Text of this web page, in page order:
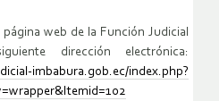
web de la Función Judicial
dirección electrónica:
imbabura.gob.ec/index.php?